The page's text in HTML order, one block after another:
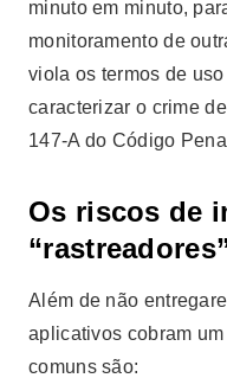
minuto em minuto,
monitoramento de
viola os termos de
caracterizar o crime
147-A do Código
Os riscos de
Além de não
aplicativos cobram
comuns são: